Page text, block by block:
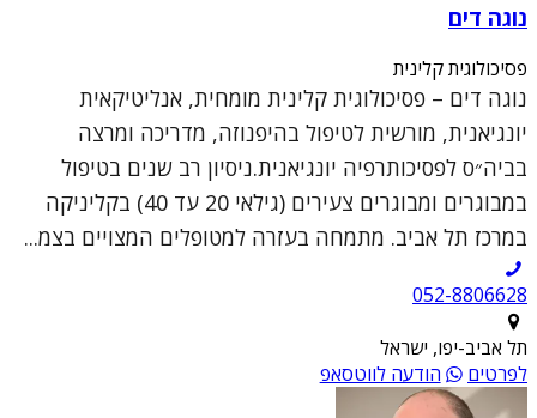
נוגה דים
פסיכולוגית קלינית
נוגה דים – פסיכולוגית קלינית מומחית, אנליטיקאית
יונגיאנית, מורשית לטיפול בהיפנוזה, מדריכה ומרצה
בביה״ס לפסיכותרפיה יונגיאנית.ניסיון רב שנים בטיפול
במבוגרים ומבוגרים צעירים (גילאי 20 עד 40) בקליניקה
במרכז תל אביב. מתמחה בעזרה למטופלים המצויים בצמ...
052-8806628
תל אביב-יפו, ישראל
לפרטים
הודעה לווטסאפ